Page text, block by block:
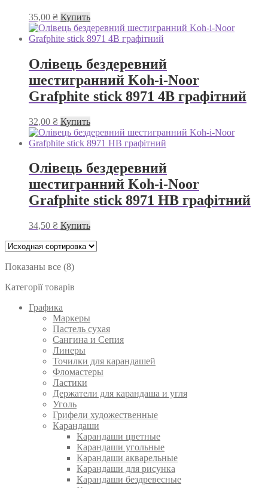
35,00 ₴ Купить
Олівець бездеревний
шестигранний Koh-i-Noor
Grafphite stick 8971 4В графітний
32,00 ₴ Купить
Олівець бездеревний
шестигранний Koh-i-Noor
Grafphite stick 8971 HВ графітний
34,50 ₴ Купить
Показаны все (8)
Категорії товарів
Графика
Маркеры
Пастель сухая
Сангина и Сепия
Линеры
Точилки для карандашей
Фломастеры
Ластики
Держатели для карандаша и угля
Уголь
Грифели художественные
Карандаши
Карандаши цветные
Карандаши угольные
Карандаши акварельные
Карандаши для рисунка
Карандаши бездревесные